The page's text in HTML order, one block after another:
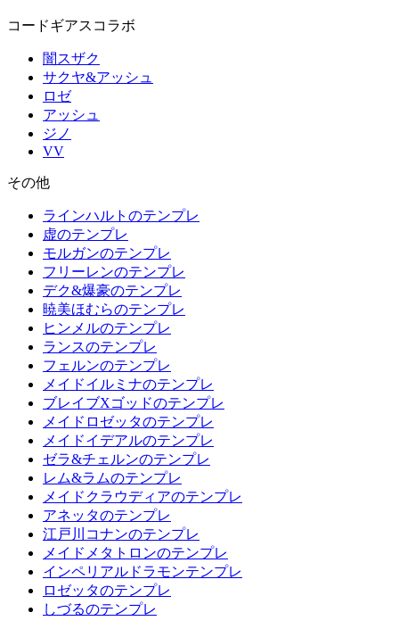
コードギアスコラボ
闇スザク
サクヤ&アッシュ
ロゼ
アッシュ
ジノ
VV
その他
ラインハルトのテンプレ
虚のテンプレ
モルガンのテンプレ
フリーレンのテンプレ
デク&爆豪のテンプレ
暁美ほむらのテンプレ
ヒンメルのテンプレ
ランスのテンプレ
フェルンのテンプレ
メイドイルミナのテンプレ
ブレイブXゴッドのテンプレ
メイドロゼッタのテンプレ
メイドイデアルのテンプレ
ゼラ&チェルンのテンプレ
レム&ラムのテンプレ
メイドクラウディアのテンプレ
アネッタのテンプレ
江戸川コナンのテンプレ
メイドメタトロンのテンプレ
インペリアルドラモンテンプレ
ロゼッタのテンプレ
しづるのテンプレ